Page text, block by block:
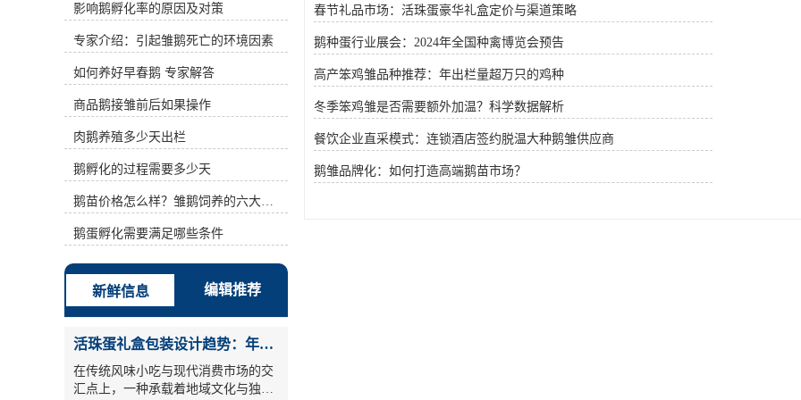
春节礼品市场：活珠蛋豪华礼盒定价与渠道策略
鹅种蛋行业展会：2024年全国种禽博览会预告
高产笨鸡雏品种推荐：年出栏量超万只的鸡种
冬季笨鸡雏是否需要额外加温？科学数据解析
餐饮企业直采模式：连锁酒店签约脱温大种鹅雏供应商
鹅雏品牌化：如何打造高端鹅苗市场？
2、温度合适。1～5日龄为25℃～
28℃，6～10日龄在23℃～26℃，11
～20日龄为20℃～24℃，21日龄以后
为17℃～20℃。3、精心饲喂。应守
时定量饲喂，宜选用少喂勤添多半饱
的喂法。雏鹅在出壳24小时后，要先
喂水后开食，喂浸泡的碎米和丝状青
菜。开食后前两天喂4～5次，4～10
35%，青菜占65%。11～20日龄时，
以青料为主。21日龄后，改为谷物类
饲料，每天喂4～5次。4、分隔育
雏。每批雏鹅都有大、中、小或强弱
之分，因而，有必要合理群，到达全
群成长均匀，发育规整的意图。育雏
应以小群为宜，每群50～80只，要做
到白日、黑夜逐群查看，用手把小鹅
操动4～5次，避免有雏鹅堆叠而形成
上面冻、中心热、下面压。5、当令
放牧。自开食后，要每隔一小时动身
一次，这样可调理温度，发出水汽。
7日龄后，挑选在晴朗无风气候，可
影响鹅孵化率的原因及对策
专家介绍：引起雏鹅死亡的环境因素
如何养好早春鹅 专家解答
商品鹅接雏前后如果操作
肉鹅养殖多少天出栏
鹅孵化的过程需要多少天
鹅苗价格怎么样？雏鹅饲养的六大要点！
鹅蛋孵化需要满足哪些条件
新鲜信息 编辑推荐
活珠蛋礼盒包装设计趋势：年节礼品市场突破方案
在传统风味小吃与现代消费市场的交
汇点上，一种承载着地域文化与独特